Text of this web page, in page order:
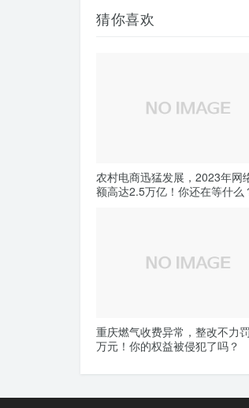
猜你喜欢
农村电商迅猛发展，2023年网
额高达2.5万亿！你还在等什么
重庆燃气收费异常，整改不力
万元！你的权益被侵犯了吗？